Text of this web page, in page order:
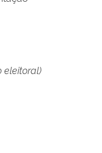
eleitoral)